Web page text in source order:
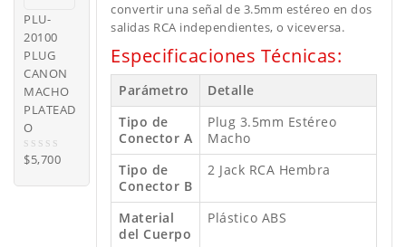
convertir una señal de 3.5mm estéreo en dos
salidas RCA independientes, o viceversa.
Especificaciones Técnicas:
Parámetro
Detalle
Tipo de
Conector A
Plug 3.5mm Estéreo
Macho
Tipo de
Conector B
2 Jack RCA Hembra
Material
del Cuerpo
Plástico ABS
PLU-
20100
PLUG
CANON
MACHO
PLATEAD
O
0
$5,700